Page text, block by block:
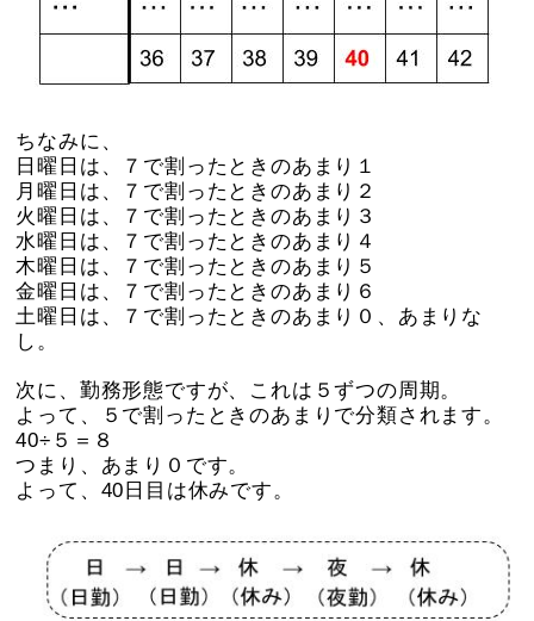
ちなみに、
日曜日は、７で割ったときのあまり１
月曜日は、７で割ったときのあまり２
火曜日は、７で割ったときのあまり３
水曜日は、７で割ったときのあまり４
木曜日は、７で割ったときのあまり５
金曜日は、７で割ったときのあまり６
土曜日は、７で割ったときのあまり０、あまりな
し。
次に、勤務形態ですが、これは５ずつの周期。
よって、５で割ったときのあまりで分類されます。
40÷５＝８
つまり、あまり０です。
よって、40日目は休みです。